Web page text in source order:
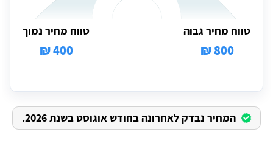
טווח מחיר גבוה
800 ₪
טווח מחיר נמוך
400 ₪
המחיר נבדק לאחרונה בחודש אוגוסט בשנת 2026.